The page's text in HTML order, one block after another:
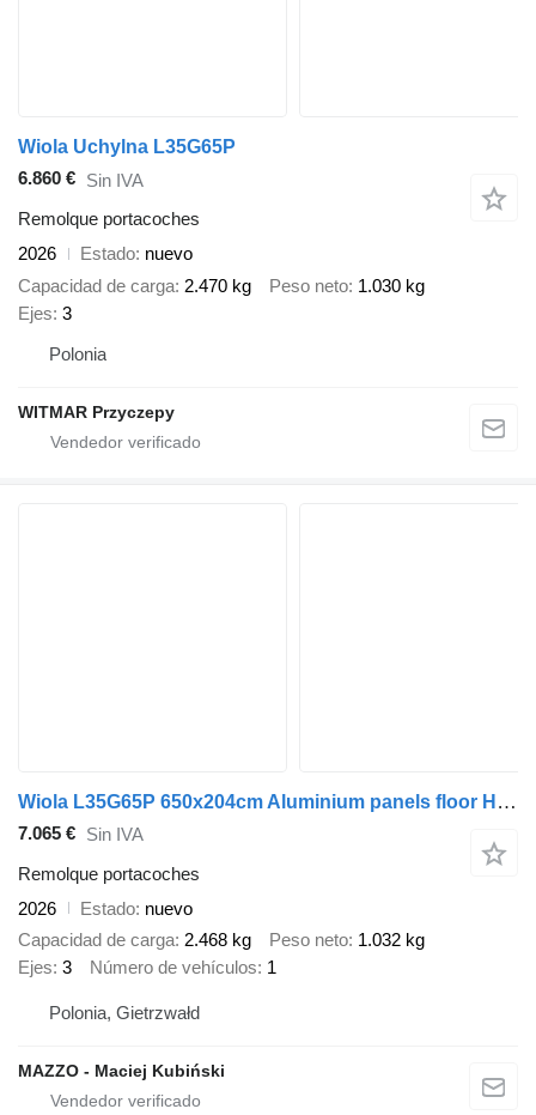
Wiola Uchylna L35G65P
6.860 € Sin IVA
Remolque portacoches
2026
Estado nuevo
Capacidad de carga 2.470 kg Peso neto 1.030 kg
Ejes 3
Polonia
WITMAR Przyczepy
Wiola L35G65P 650x204cm Aluminium panels floor HYDRAULIC
7.065 € Sin IVA
Remolque portacoches
2026
Estado nuevo
Capacidad de carga 2.468 kg Peso neto 1.032 kg
Ejes 3 Número de vehículos 1
Polonia, Gietrzwałd
MAZZO - Maciej Kubiński